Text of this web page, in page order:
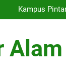
Kampus
terhadap
Kampus
terhadap
Alam